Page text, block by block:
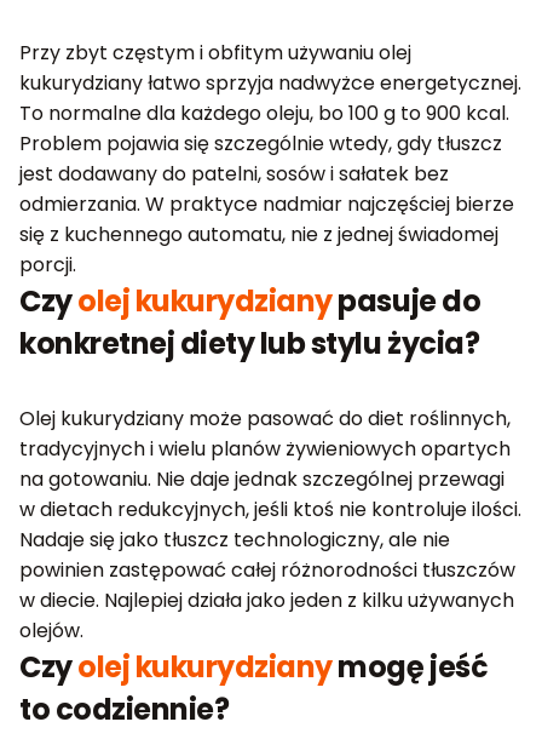
Przy zbyt częstym i obfitym używaniu olej
kukurydziany łatwo sprzyja nadwyżce energetycznej.
To normalne dla każdego oleju, bo 100 g to 900 kcal.
Problem pojawia się szczególnie wtedy, gdy tłuszcz
jest dodawany do patelni, sosów i sałatek bez
odmierzania. W praktyce nadmiar najczęściej bierze
się z kuchennego automatu, nie z jednej świadomej
porcji.
Czyolej kukurydzianypasuje do
konkretnej diety lub stylu życia?
Olej kukurydziany może pasować do diet roślinnych,
tradycyjnych i wielu planów żywieniowych opartych
na gotowaniu. Nie daje jednak szczególnej przewagi
w dietach redukcyjnych, jeśli ktoś nie kontroluje ilości.
Nadaje się jako tłuszcz technologiczny, ale nie
powinien zastępować całej różnorodności tłuszczów
w diecie. Najlepiej działa jako jeden z kilku używanych
olejów.
Czyolej kukurydzianymogę jeść
to codziennie?